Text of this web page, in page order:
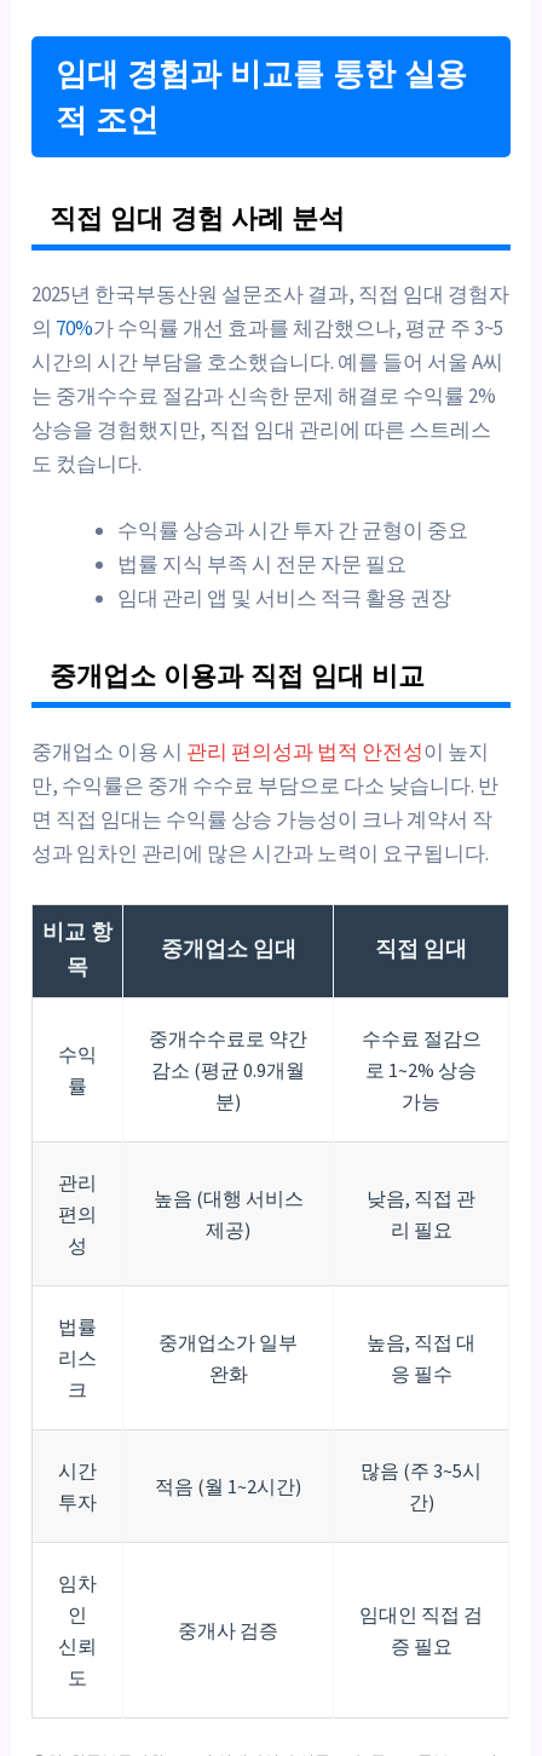
임대 경험과 비교를 통한 실용
적 조언
직접 임대 경험 사례 분석
2025년 한국부동산원 설문조사 결과, 직접 임대 경험자
의 70%가 수익률 개선 효과를 체감했으나, 평균 주 3~5
시간의 시간 부담을 호소했습니다. 예를 들어 서울 A씨
는 중개수수료 절감과 신속한 문제 해결로 수익률 2%
상승을 경험했지만, 직접 임대 관리에 따른 스트레스
도 컸습니다.
수익률 상승과 시간 투자 간 균형이 중요
법률 지식 부족 시 전문 자문 필요
임대 관리 앱 및 서비스 적극 활용 권장
중개업소 이용과 직접 임대 비교
중개업소 이용 시 관리 편의성과 법적 안전성이 높지
만, 수익률은 중개 수수료 부담으로 다소 낮습니다. 반
면 직접 임대는 수익률 상승 가능성이 크나 계약서 작
성과 임차인 관리에 많은 시간과 노력이 요구됩니다.
비교 항
목
중개업소 임대 직접 임대
수익
률
중개수수료로 약간
감소 (평균 0.9개월
분)
수수료 절감으
로 1~2% 상승
가능
관리
편의
성
높음 (대행 서비스
제공)
낮음, 직접 관
리 필요
법률
리스
크
중개업소가 일부
완화
높음, 직접 대
응 필수
시간
투자
적음 (월 1~2시간)
많음 (주 3~5시
간)
임차
인
신뢰
도
중개사 검증
임대인 직접 검
증 필요